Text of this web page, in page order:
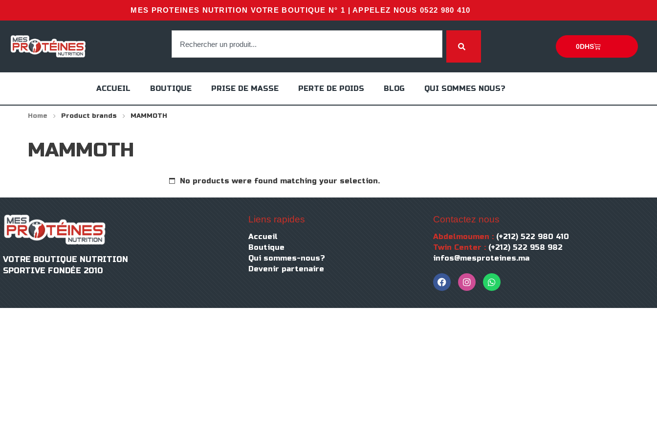
MES PROTEINES NUTRITION VOTRE BOUTIQUE N° 1 | APPELEZ NOUS 0522 980 410
0DHS
ACCUEIL BOUTIQUE PRISE DE MASSE PERTE DE POIDS BLOG QUI SOMMES NOUS?
MAMMOTH
Home Product brands MAMMOTH
No products were found matching your selection.
VOTRE BOUTIQUE NUTRITION
SPORTIVE FONDÉE 2010
Liens rapides
Accueil
Boutique
Qui sommes-nous?
Devenir partenaire
Contactez nous
Abdelmoumen : (+212) 522 980 410
Twin Center : (+212) 522 958 982
infos@mesproteines.ma